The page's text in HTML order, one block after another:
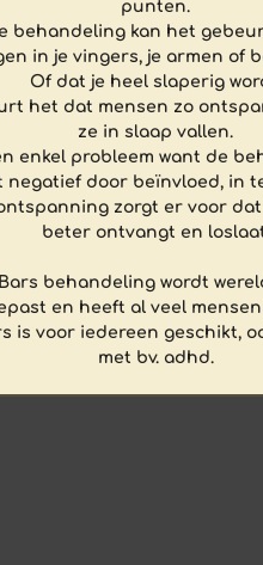
punten.
behandeling kan het
in je vingers, je armen of
Of dat je heel slaperig
het dat mensen zo
ze in slaap vallen.
enkel probleem want de
negatief door beïnvloed, in
zorgt er voor dat
beter ontvangt en
behandeling wordt
en heeft al veel
is voor iedereen geschikt,
met bv. adhd.